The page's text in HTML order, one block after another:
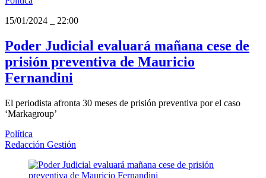
15/01/2024
22:00
Poder Judicial evaluará mañana cese de
prisión preventiva de Mauricio
Fernandini
El periodista afronta 30 meses de prisión preventiva por el caso
‘Markagroup’
Política
Redacción Gestión